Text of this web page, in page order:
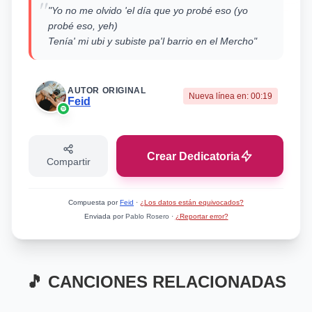
""Yo no me olvido 'el día que yo probé eso (yo
probé eso, yeh)
Tenía' mi ubi y subiste pa'l barrio en el Mercho"
AUTOR ORIGINAL
Feid Nueva línea en: 00:19
Compartir Crear Dedicatoria
Compuesta porFeid · ¿Los datos están equivocados?
Enviada porPablo Rosero · ¿Reportar error?
🎵 CANCIONES RELACIONADAS